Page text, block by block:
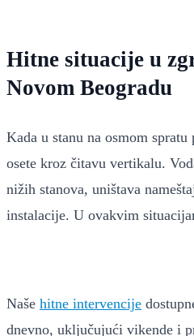
Hitne situacije u
Novom Beogradu
Kada u stanu na osmom spratu
osete kroz čitavu vertikalu.
nižih stanova, uništava
instalacije. U ovakvim
Naše hitne intervencije
dnevno, uključujući vikende i